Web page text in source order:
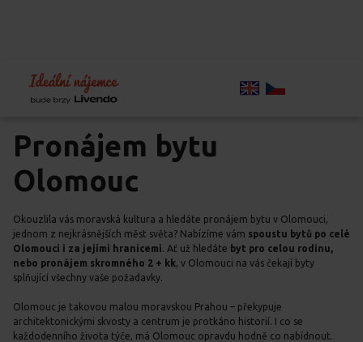
Home Chci bydlet
Pronájem bytu
Olomouc
Okouzlila vás moravská kultura a hledáte pronájem bytu v Olomouci,
jednom z nejkrásnějších měst světa? Nabízíme vám spoustu bytů po celé
Olomouci i za jejími hranicemi. Ať už hledáte byt pro celou rodinu,
nebo pronájem skromného 2 + kk, v Olomouci na vás čekají byty
splňující všechny vaše požadavky.
Olomouc je takovou malou moravskou Prahou – překypuje
architektonickými skvosty a centrum je protkáno historií. I co se
každodenního života týče, má Olomouc opravdu hodně co nabídnout.